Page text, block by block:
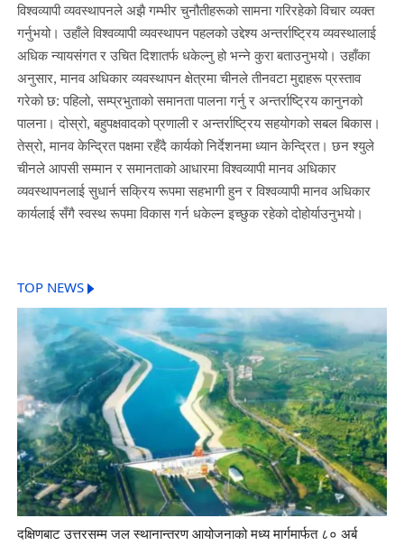
विश्वव्यापी व्यवस्थापनले अझै गम्भीर चुनौतीहरूको सामना गरिरहेको विचार व्यक्त
गर्नुभयो। उहाँले विश्वव्यापी व्यवस्थापन पहलको उद्देश्य अन्तर्राष्ट्रिय व्यवस्थालाई
अधिक न्यायसंगत र उचित दिशातर्फ धकेल्नु हो भन्ने कुरा बताउनुभयो। उहाँका
अनुसार, मानव अधिकार व्यवस्थापन क्षेत्रमा चीनले तीनवटा मुद्दाहरू प्रस्ताव
गरेको छ: पहिलो, सम्प्रभुताको समानता पालना गर्नु र अन्तर्राष्ट्रिय कानुनको
पालना। दोस्रो, बहुपक्षवादको प्रणाली र अन्तर्राष्ट्रिय सहयोगको सबल बिकास।
तेस्रो, मानव केन्द्रित पक्षमा रहँदै कार्यको निर्देशनमा ध्यान केन्द्रित। छन श्युले
चीनले आपसी सम्मान र समानताको आधारमा विश्वव्यापी मानव अधिकार
व्यवस्थापनलाई सुधार्न सक्रिय रूपमा सहभागी हुन र विश्वव्यापी मानव अधिकार
कार्यलाई सँगै स्वस्थ रूपमा विकास गर्न धकेल्न इच्छुक रहेको दोहोर्याउनुभयो।
TOP NEWS
दक्षिणबाट उत्तरसम्म जल स्थानान्तरण आयोजनाको मध्य मार्गमार्फत ८० अर्ब